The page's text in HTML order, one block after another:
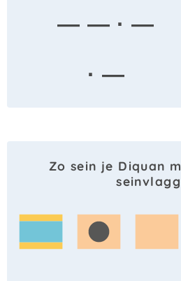
— — · —
· —
Zo sein je Diquan